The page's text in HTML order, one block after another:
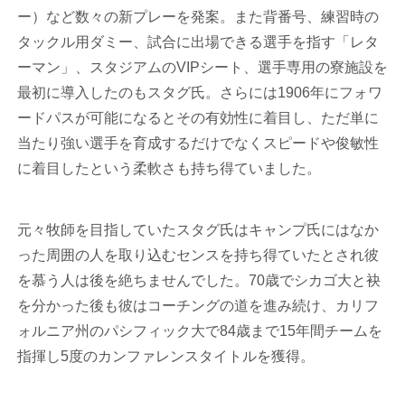
ー）など数々の新プレーを発案。また背番号、練習時の
タックル用ダミー、試合に出場できる選手を指す「レタ
ーマン」、スタジアムのVIPシート、選手専用の寮施設を
最初に導入したのもスタグ氏。さらには1906年にフォワ
ードパスが可能になるとその有効性に着目し、ただ単に
当たり強い選手を育成するだけでなくスピードや俊敏性
に着目したという柔軟さも持ち得ていました。
元々牧師を目指していたスタグ氏はキャンプ氏にはなか
った周囲の人を取り込むセンスを持ち得ていたとされ彼
を慕う人は後を絶ちませんでした。70歳でシカゴ大と袂
を分かった後も彼はコーチングの道を進み続け、カリフ
ォルニア州のパシフィック大で84歳まで15年間チームを
指揮し5度のカンファレンスタイトルを獲得。